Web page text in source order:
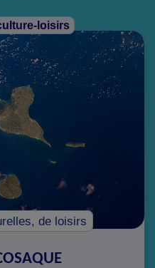
loisirs
de loisirs